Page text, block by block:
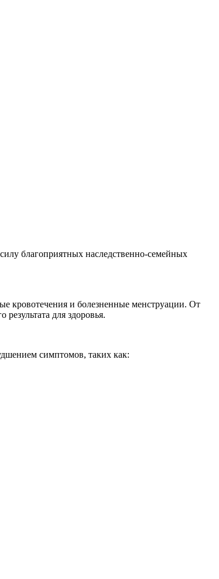
благоприятных наследственно-семейных
и болезненные менструации. От
для здоровья.
симптомов, таких как: